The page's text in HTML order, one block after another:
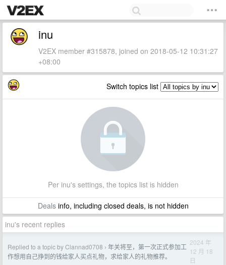
inu
V2EX member #315878, joined on 2018-05-12 10:31:27
+08:00
Switch topics list
Per inu's settings, the topics list is hidden
Dealsinfo, including closed deals, is not hidden
inu's recent replies
Replied to a topic by Clannad0708 › 年关将至，第一次正式参加工
作想用自己挣到的钱给家人买点礼物，求给家人的礼物推荐。
2024 年
12 月 18
日